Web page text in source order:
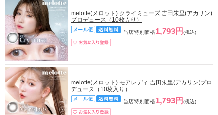
melotte(メロット) クライミューズ 吉田朱里(アカリン)
プロデュース（10枚入り）
当店特別価格1,793円 (税込)
melotte(メロット) モアレディ 吉田朱里(アカリン)プロ
デュース（10枚入り）
当店特別価格1,793円 (税込)